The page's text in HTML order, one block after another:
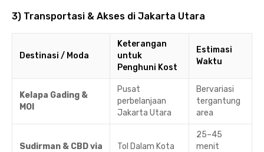
3) Transportasi & Akses di Jakarta Utara
Destinasi / Moda
Keterangan
untuk
Penghuni Kost
Estimasi
Waktu
Kelapa Gading &
MOI
Pusat
perbelanjaan
Jakarta Utara
Bervariasi
tergantung
area
Sudirman & CBD via
Tol Dalam Kota
25–45
menit